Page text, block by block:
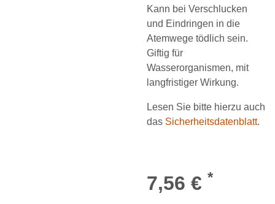
Kann bei Verschlucken
und Eindringen in die
Atemwege tödlich sein.
Giftig für
Wasserorganismen, mit
langfristiger Wirkung.
Lesen Sie bitte hierzu auch
das Sicherheitsdatenblatt.
7,56 € *